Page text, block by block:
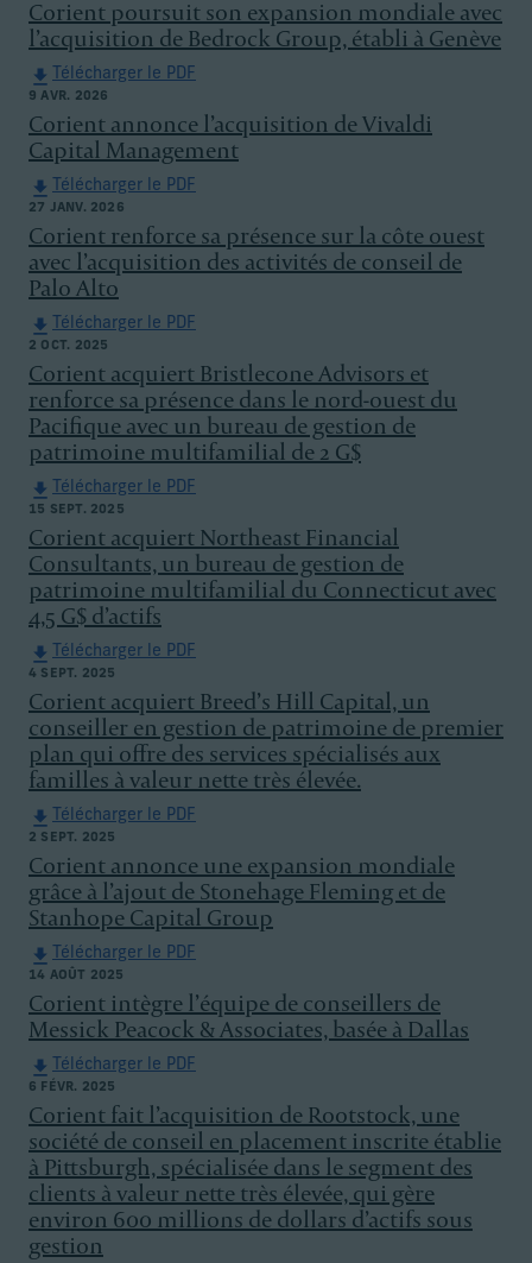
Corient poursuit son expansion mondiale avec
l’acquisition de Bedrock Group, établi à Genève
Télécharger le PDF
9 AVR. 2026
Corient annonce l’acquisition de Vivaldi
Capital Management
Télécharger le PDF
27 JANV. 2026
Corient renforce sa présence sur la côte ouest
avec l’acquisition des activités de conseil de
Palo Alto
Télécharger le PDF
2 OCT. 2025
Corient acquiert Bristlecone Advisors et
renforce sa présence dans le nord-ouest du
Pacifique avec un bureau de gestion de
patrimoine multifamilial de 2 G$
Télécharger le PDF
15 SEPT. 2025
Corient acquiert Northeast Financial
Consultants, un bureau de gestion de
patrimoine multifamilial du Connecticut avec
4,5 G$ d’actifs
Télécharger le PDF
4 SEPT. 2025
Corient acquiert Breed’s Hill Capital, un
conseiller en gestion de patrimoine de premier
plan qui offre des services spécialisés aux
familles à valeur nette très élevée.
Télécharger le PDF
2 SEPT. 2025
Corient annonce une expansion mondiale
grâce à l’ajout de Stonehage Fleming et de
Stanhope Capital Group
Télécharger le PDF
14 AOÛT 2025
Corient intègre l’équipe de conseillers de
Messick Peacock & Associates, basée à Dallas
Télécharger le PDF
6 FÉVR. 2025
Corient fait l’acquisition de Rootstock, une
société de conseil en placement inscrite établie
à Pittsburgh, spécialisée dans le segment des
clients à valeur nette très élevée, qui gère
environ 600 millions de dollars d’actifs sous
gestion